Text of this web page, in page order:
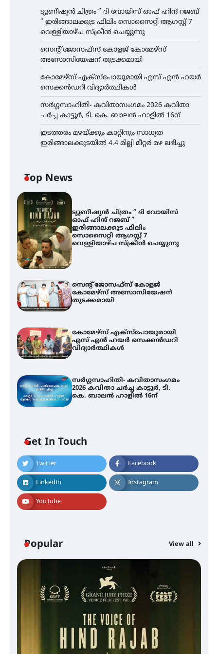
ട്യുണീഷ്യൻ ചിത്രം ” ദി വോയിസ് ഓഫ് ഹിന്ദ് റജബ്
” ഇരിങ്ങാലക്കുട ഫിലിം സൊസൈറ്റി ആഗസ്റ്റ് 7
വെള്ളിയാഴ്ച സ്‌ക്രീൻ ചെയ്യുന്നു
സെന്റ് ജോസഫ്സ് കോളജ് കോമേഴ്‌സ്
അസോസിയേഷന് തുടക്കമായി
കോമേഴ്സ് എക്സ്പോയുമായി എസ് എൻ ഹയർ
സെക്കൻഡറി വിദ്യാർത്ഥികൾ
സർഗ്ഗസാഹിതി- കവിതാസംഗമം 2026 കവിതാ
ചർച്ച കാട്ടൂർ, ടി. കെ. ബാലൻ ഹാളിൽ 16ന്
ഇടത്തരം മഴയ്ക്കും കാറ്റിനും സാധ്യത
ഇരിങ്ങാലക്കുടയിൽ 4.4 മില്ലി മീറ്റർ മഴ ലഭിച്ചു
Top News
ട്യുണീഷ്യൻ ചിത്രം ” ദി വോയിസ്
ഓഫ് ഹിന്ദ് റജബ് ”
ഇരിങ്ങാലക്കുട ഫിലിം
സൊസൈറ്റി ആഗസ്റ്റ് 7
വെള്ളിയാഴ്ച സ്‌ക്രീൻ ചെയ്യുന്നു
സെന്റ് ജോസഫ്സ് കോളജ്
കോമേഴ്‌സ് അസോസിയേഷന്
തുടക്കമായി
കോമേഴ്സ് എക്സ്പോയുമായി
എസ് എൻ ഹയർ സെക്കൻഡറി
വിദ്യാർത്ഥികൾ
സർഗ്ഗസാഹിതി- കവിതാസംഗമം
2026 കവിതാ ചർച്ച കാട്ടൂർ, ടി.
കെ. ബാലൻ ഹാളിൽ 16ന്
Get In Touch
Twitter Facebook
LinkedIn Instagram
YouTube
Popular View all
സെന്റ് ജോസഫ്സ് കോളജ്
കോമേഴ്‌സ് അസോസിയേഷന്
തുടക്കമായി
കോമേഴ്സ് എക്സ്പോയുമായി
എസ് എൻ ഹയർ സെക്കൻഡറി
വിദ്യാർത്ഥികൾ